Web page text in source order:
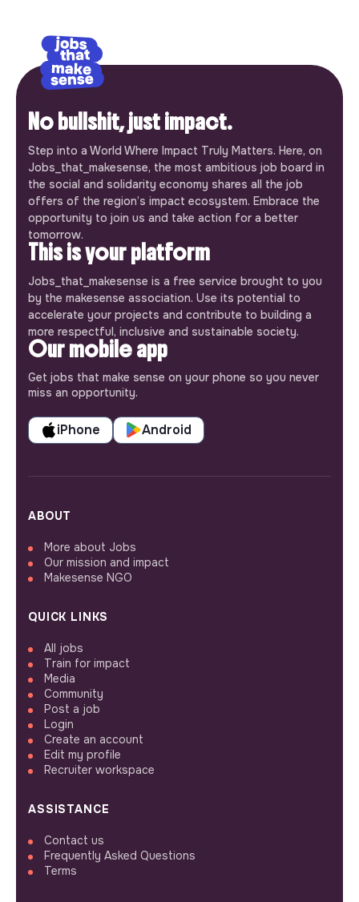
No bullshit, just impact.
Step into a World Where Impact Truly Matters. Here, on
Jobs_that_makesense, the most ambitious job board in
the social and solidarity economy shares all the job
offers of the region’s impact ecosystem. Embrace the
opportunity to join us and take action for a better
tomorrow.
This is your platform
Jobs_that_makesense is a free service brought to you
by the makesense association. Use its potential to
accelerate your projects and contribute to building a
more respectful, inclusive and sustainable society.
Our mobile app
Get jobs that make sense on your phone so you never
miss an opportunity.
iPhone Android
ABOUT
More about Jobs
Our mission and impact
Makesense NGO
QUICK LINKS
All jobs
Train for impact
Media
Community
Post a job
Login
Create an account
Edit my profile
Recruiter workspace
ASSISTANCE
Contact us
Frequently Asked Questions
Terms